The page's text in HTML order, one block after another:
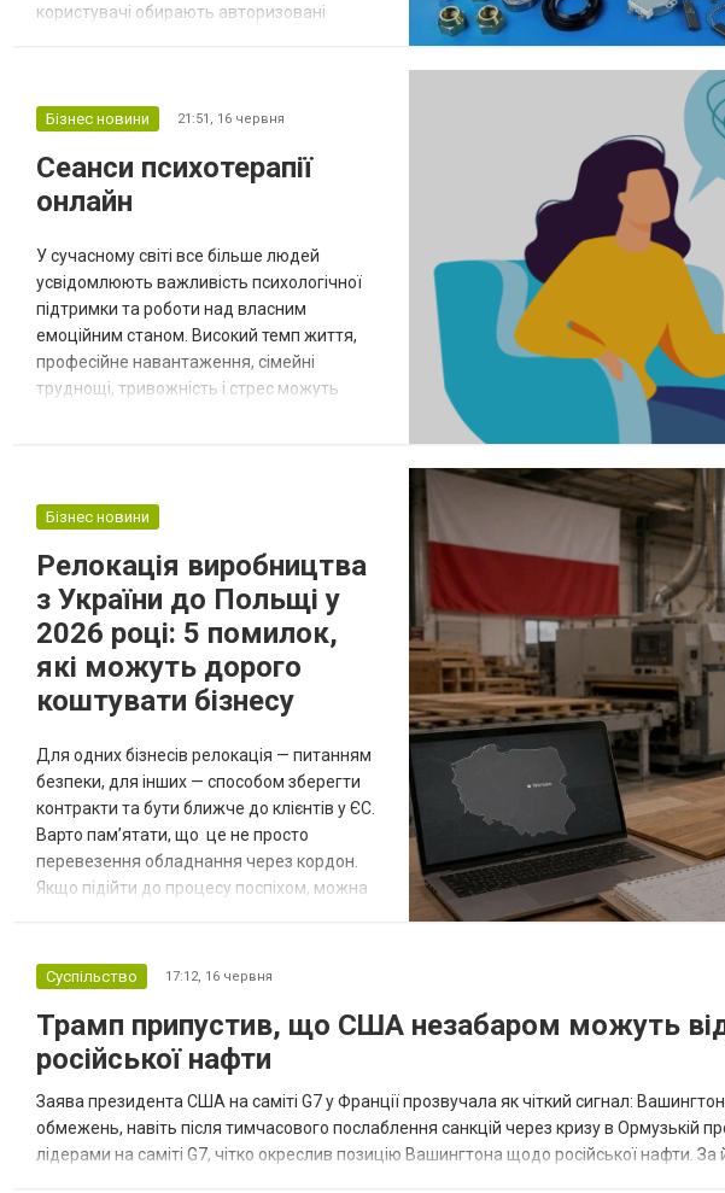
користувачі обирають авторизовані
де клієнти можуть ознайомитися з
запчастини та отримати інформацію щодо
ремонту різни...
Бізнес новини 21:51, 16 червня
Сеанси психотерапії
онлайн
У сучасному світі все більше людей
усвідомлюють важливість психологічної
підтримки та роботи над власним
емоційним станом. Високий темп життя,
професійне навантаження, сімейні
труднощі, тривожність і стрес можуть
https://www.treatfield.com/ допомагає
отримати справжню пі...
Бізнес новини
Релокація виробництва
з України до Польщі у
2026 році: 5 помилок,
які можуть дорого
коштувати бізнесу
Для одних бізнесів релокація — питанням
безпеки, для інших — способом зберегти
контракти та бути ближче до клієнтів у ЄС.
Варто пам’ятати, що це не просто
перевезення обладнання через кордон.
Якщо підійти до процесу поспіхом, можна
та запуском операцій. За нашими
спостереженнями, саме ці помилки
трапляються найчастіше. Помилка 1.
Перевозити все виробництво одразу
Бажання швидко п...
Суспільство 17:12, 16 червня
Трамп припустив, що США незабаром можуть
російської нафти
Заява президента США на саміті G7 у Франції прозвучала як чіткий сигнал:
обмежень, навіть після тимчасового послаблення санкцій через кризу в Ормузькій
лідерами на саміті G7, чітко окреслив позицію Вашингтона щодо російської нафти.